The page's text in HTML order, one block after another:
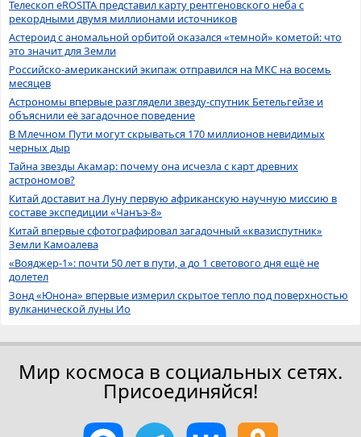
Телескоп eROSITA представил карту рентгеновского неба с
рекордными двумя миллионами источников
Астероид с аномальной орбитой оказался «темной» кометой: что
это значит для Земли
Российско-американский экипаж отправился на МКС на восемь
месяцев
Астрономы впервые разглядели звезду-спутник Бетельгейзе и
объяснили её загадочное поведение
В Млечном Пути могут скрываться 170 миллионов невидимых
черных дыр
Тайна звезды Акамар: почему она исчезла с карт древних
астрономов?
Китай доставит на Луну первую африканскую научную миссию в
составе экспедиции «Чанъэ-8»
Китай впервые сфотографировал загадочный «квазиспутник»
Земли Камоалева
«Вояджер-1»: почти 50 лет в пути, а до 1 светового дня ещё не
долетел
Зонд «Юнона» впервые измерил скрытое тепло под поверхностью
вулканической луны Ио
Мир космоса в социальных сетях.
Присоединяйся!